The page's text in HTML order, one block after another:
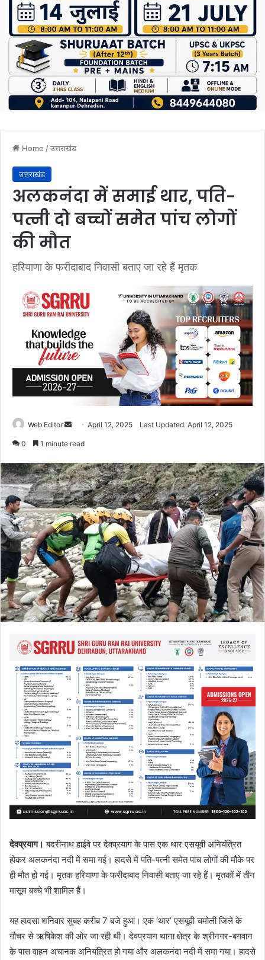
Home /उत्तराखंड
उत्तराखंड
अलकनंदा में समाई थार, पति-
पत्नी दो बच्चों समेत पांच लोगों
की मौत
हरियाणा के फरीदाबाद निवासी बताए जा रहे हैं मृतक
Web Editor
d
a
n
e
m
a
i
l
April 12, 2025 Last Updated: April 12, 2025
0 1 minute read
देवप्रयाग। बदरीनाथ हाईवे पर देवप्रयाग के पास एक थार एसयूवी अनियंत्रित
होकर अलकनंदा नदी में समा गई। हादसे में पति-पत्नी समेत पांच लोगों की मौके पर
ही मौत हो गई। मृतक हरियाणा के फरीदाबाद निवासी बताए जा रहे हैं। मृतकों में तीन
मासूम बच्चे भी शामिल हैं।
यह हादसा शनिवार सुबह करीब 7 बजे हुआ। एक ‘थार’ एसयूवी चमोली जिले के
गौचर से ऋषिकेश की ओर जा रही थी। देवप्रयाग थाना क्षेत्र के श्रीनगर-बगवान
के पास वाहन अचानक अनियंत्रित हो गया और अलकनंदा नदी में समा गया। हादसे